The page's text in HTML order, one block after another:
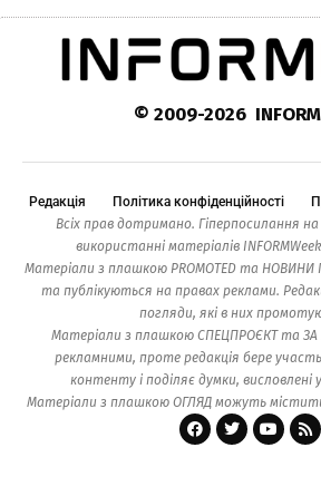
© 2009-2026
Редакція Політика конфіденційності
Всіх прав дотримано. Гіперпосилання
використанні матеріалів
Матеріали з плашкою PROMOTED та НОВИНИ
та публікуються на правах реклами.
погляди, які в них
Матеріали з плашкою СПЕЦПРОЄКТ та
рекламними, проте редакція бере
контенту і поділяє думки, висловлені
Матеріали з плашкою ОГЛЯД можуть